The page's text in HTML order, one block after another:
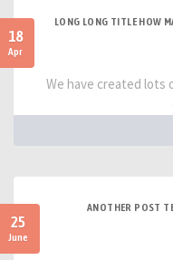
18
Apr
LONG LONG TITLE HOW
We have created lots
25
June
ANOTHER POST